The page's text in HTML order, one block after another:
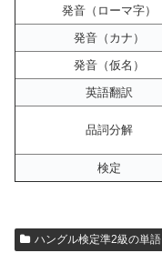
発音（ローマ字）
発音（カナ）
発音（仮名）
英語翻訳
品詞分解
検定
ハングル検定準2級の単語